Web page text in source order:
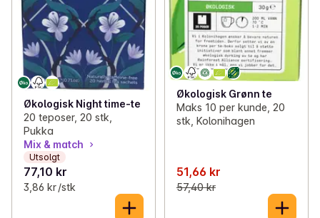
Økologisk Night time-te
20 teposer, 20 stk,
Pukka
Mix & match
Utsolgt
77,10 kr
3,86 kr /stk
Økologisk Grønn te
Maks 10 per kunde, 20
stk, Kolonihagen
51,66 kr
57,40 kr